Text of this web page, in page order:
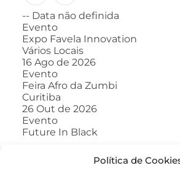
Política de
-- Data não definida
Evento
Expo Favela Innovation
Vários Locais
16 Ago de 2026
Evento
Feira Afro da Zumbi
Curitiba
26 Out de 2026
Evento
Future In Black